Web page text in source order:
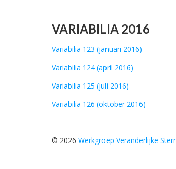
VARIABILIA 2016
Variabilia 123 (januari 2016)
Variabilia 124 (april 2016)
Variabilia 125 (juli 2016)
Variabilia 126 (oktober 2016)
© 2026 Werkgroep Veranderlijke